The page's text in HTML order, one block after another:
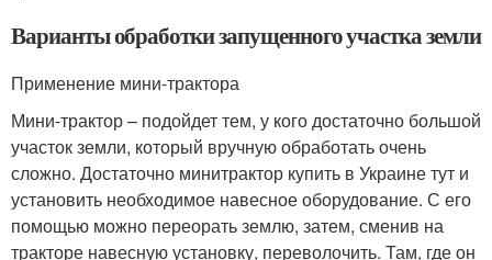
Варианты обработки запущенного участка земли
Применение мини-трактора
Мини-трактор – подойдет тем, у кого достаточно большой
участок земли, который вручную обработать очень
сложно. Достаточно минитрактор купить в Украине тут и
установить необходимое навесное оборудование. С его
помощью можно переорать землю, затем, сменив на
тракторе навесную установку, переволочить. Там, где он